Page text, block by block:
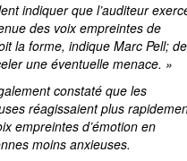
indiquer que l’auditeur
des voix empreintes de
la forme, indique Marc Pell; de
une éventuelle menace. »
constaté que les
réagissaient plus
empreintes d’émotion en
moins anxieuses.